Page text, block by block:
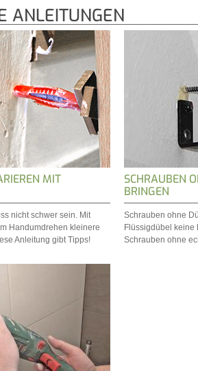
ANLEITUNGEN
MIT
nicht schwer sein. Mit
Handumdrehen kleinere
Anleitung gibt Tipps!
SCHRAUBEN
BRINGEN
Schrauben ohne
Flüssigdübel keine
Schrauben ohne